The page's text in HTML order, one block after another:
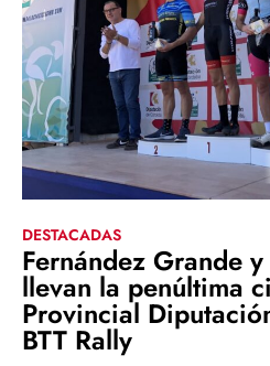
DESTACADAS
Fernández Grande
llevan la penúltima
Provincial
BTT Rally